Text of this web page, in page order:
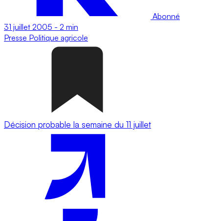
Abonné
31 juillet 2005 - 2 min
Presse Politique agricole
Décision probable la semaine du 11 juillet